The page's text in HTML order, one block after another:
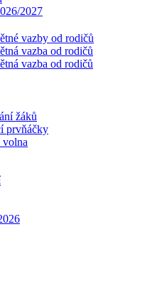
2027
vazby od rodičů
vazba od rodičů
vazba od rodičů
žáků
prvňáčky
volna